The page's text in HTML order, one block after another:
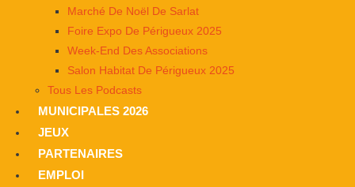
Marché De Noël De Sarlat
Foire Expo De Périgueux 2025
Week-End Des Associations
Salon Habitat De Périgueux 2025
Tous Les Podcasts
MUNICIPALES 2026
JEUX
PARTENAIRES
EMPLOI